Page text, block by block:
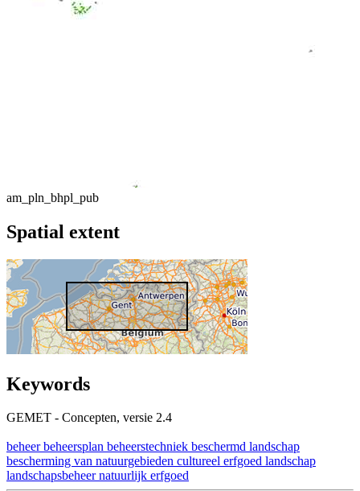
am_pln_bhpl_pub
Spatial extent
Keywords
GEMET - Concepten, versie 2.4
beheer beheersplan beheerstechniek beschermd landschap
bescherming van natuurgebieden cultureel erfgoed landschap
landschapsbeheer natuurlijk erfgoed